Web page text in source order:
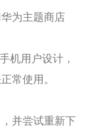
为主题商店
机用户设计，
常使用。
并尝试重新下